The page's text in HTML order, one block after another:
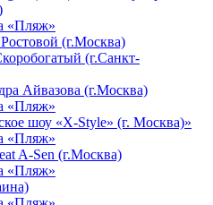
«Пляж»
(г.Москва)
(г.Санкт-
Айвазова (г.Москва)
«Пляж»
шоу «X-Style» (г. Москва)»
«Пляж»
A-Sen (г.Москва)
«Пляж»